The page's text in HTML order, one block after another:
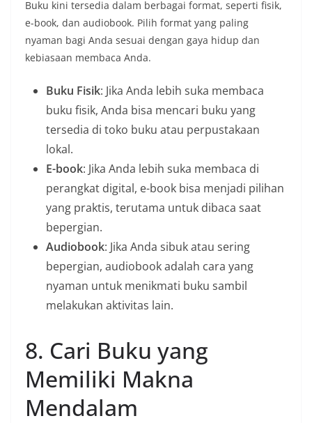
Buku kini tersedia dalam berbagai format, seperti fisik,
e-book, dan audiobook. Pilih format yang paling
nyaman bagi Anda sesuai dengan gaya hidup dan
kebiasaan membaca Anda.
Buku Fisik: Jika Anda lebih suka membaca
buku fisik, Anda bisa mencari buku yang
tersedia di toko buku atau perpustakaan
lokal.
E-book: Jika Anda lebih suka membaca di
perangkat digital, e-book bisa menjadi pilihan
yang praktis, terutama untuk dibaca saat
bepergian.
Audiobook: Jika Anda sibuk atau sering
bepergian, audiobook adalah cara yang
nyaman untuk menikmati buku sambil
melakukan aktivitas lain.
8. Cari Buku yang
Memiliki Makna
Mendalam